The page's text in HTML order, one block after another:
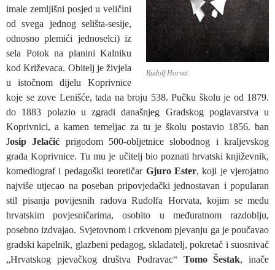
Rudolf Horvat
imale zemljišni posjed u veličini
od svega jednog selišta-sesije,
odnosno plemići jednoselci) iz
sela Potok na planini Kalniku
kod Križevaca. Obitelj je živjela
u istočnom dijelu Koprivnice
koje se zove Lenišće, tada na broju 538. Pučku školu je od 1879.
do 1883 polazio u zgradi današnjeg Gradskog poglavarstva u
Koprivnici, a kamen temeljac za tu je školu postavio 1856. ban
Josip Jelačić prigodom 500-obljetnice slobodnog i kraljevskog
grada Koprivnice. Tu mu je učitelj bio poznati hrvatski književnik,
komediograf i pedagoški teoretičar Gjuro Ester, koji je vjerojatno
najviše utjecao na poseban pripovjedački jednostavan i popularan
stil pisanja povijesnih radova Rudolfa Horvata, kojim se među
hrvatskim povjesničarima, osobito u međuratnom razdoblju,
posebno izdvajao. Svjetovnom i crkvenom pjevanju ga je poučavao
gradski kapelnik, glazbeni pedagog, skladatelj, pokretač i suosnivač
„Hrvatskog pjevačkog društva Podravac“ Tomo Šestak, inače